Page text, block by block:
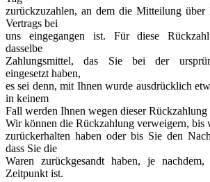
zurückzuzahlen, an dem die Mitteilung über
Vertrags bei
uns eingegangen ist. Für diese
dasselbe
Zahlungsmittel, das Sie bei der
eingesetzt haben,
es sei denn, mit Ihnen wurde ausdrücklich
in keinem
Fall werden Ihnen wegen dieser Rückzahlung
Wir können die Rückzahlung verweigern, bis
zurückerhalten haben oder bis Sie den
dass Sie die
Waren zurückgesandt haben, je
Zeitpunkt ist.